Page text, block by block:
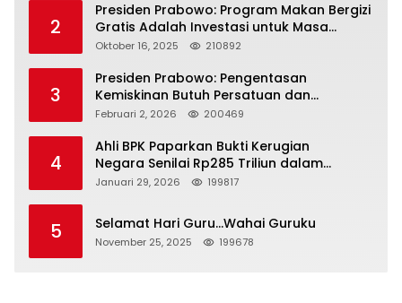
2
Presiden Prabowo: Program Makan Bergizi
Gratis Adalah Investasi untuk Masa
Depan Bangsa
Oktober 16, 2025 210892
3
Presiden Prabowo: Pengentasan
Kemiskinan Butuh Persatuan dan
Kepemimpinan yang Bertanggung Jawab
Februari 2, 2026 200469
4
Ahli BPK Paparkan Bukti Kerugian
Negara Senilai Rp285 Triliun dalam
Persidangan Korupsi PT Pertamina
Januari 29, 2026 199817
5 Selamat Hari Guru…Wahai Guruku
November 25, 2025 199678